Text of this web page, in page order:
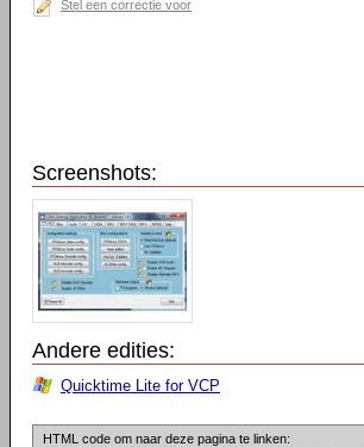
Stel een correctie voor
Screenshots:
Andere edities:
Quicktime Lite for VCP
HTML code om naar deze pagina te linken: